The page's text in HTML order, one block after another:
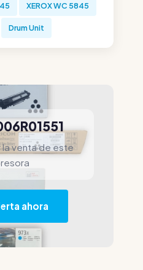
XEROX WC 5845
Drum Unit
venta de este
ahora